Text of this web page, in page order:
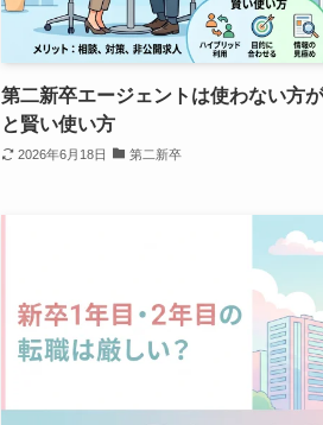
第二新卒エージェントは使わない方
と賢い使い方
2026年6月18日 第二新卒